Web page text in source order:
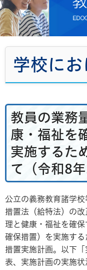
学校に
教員の業務
康・福祉を
実施するた
て（令和8年
公立の義務教育諸学
措置法（給特法）の
理と健康・福祉を確
確保措置）を実施す
措置実施計画。以下
表、実施計画の実施状